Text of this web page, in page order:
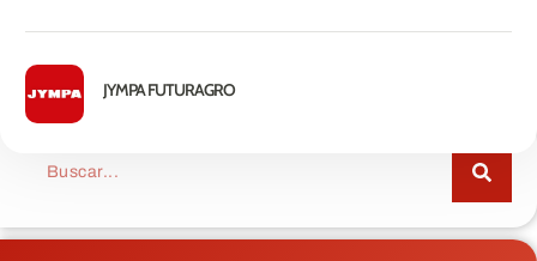
JYMPA FUTURAGRO